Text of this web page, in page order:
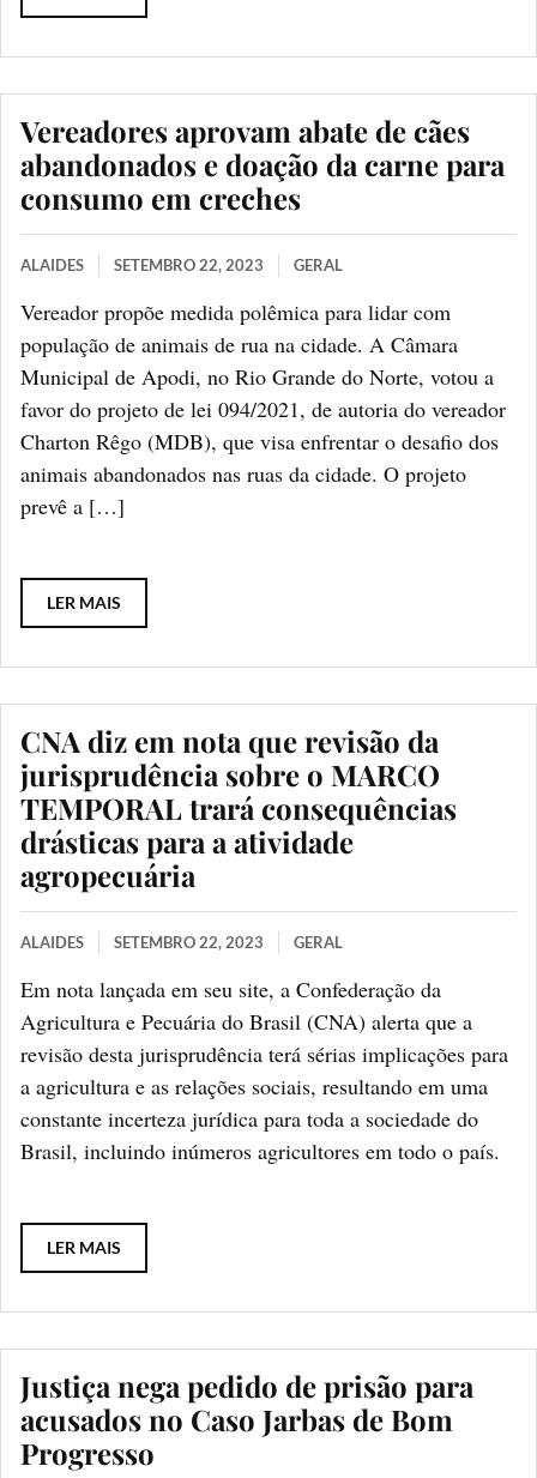
Vereadores aprovam abate de cães
abandonados e doação da carne para
consumo em creches
ALAIDES SETEMBRO 22, 2023 GERAL
Vereador propõe medida polêmica para lidar com
população de animais de rua na cidade. A Câmara
Municipal de Apodi, no Rio Grande do Norte, votou a
favor do projeto de lei 094/2021, de autoria do vereador
Charton Rêgo (MDB), que visa enfrentar o desafio dos
animais abandonados nas ruas da cidade. O projeto
prevê a […]
LER MAIS
CNA diz em nota que revisão da
jurisprudência sobre o MARCO
TEMPORAL trará consequências
drásticas para a atividade
agropecuária
ALAIDES SETEMBRO 22, 2023 GERAL
Em nota lançada em seu site, a Confederação da
Agricultura e Pecuária do Brasil (CNA) alerta que a
revisão desta jurisprudência terá sérias implicações para
a agricultura e as relações sociais, resultando em uma
constante incerteza jurídica para toda a sociedade do
Brasil, incluindo inúmeros agricultores em todo o país.
LER MAIS
Justiça nega pedido de prisão para
acusados no Caso Jarbas de Bom
Progresso